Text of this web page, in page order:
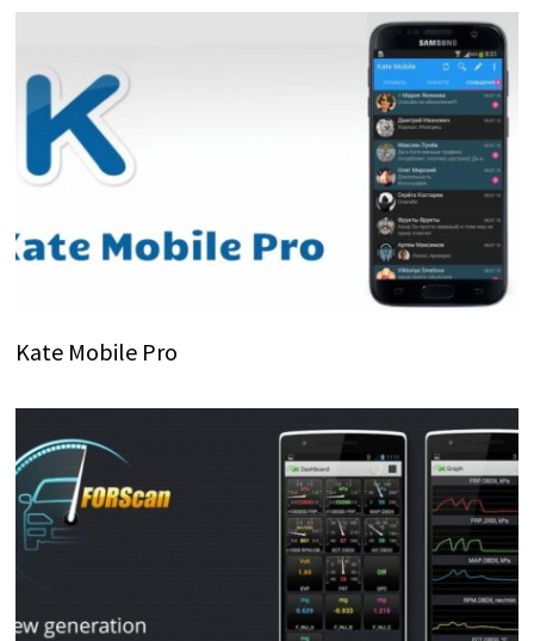
Kate Mobile Pro